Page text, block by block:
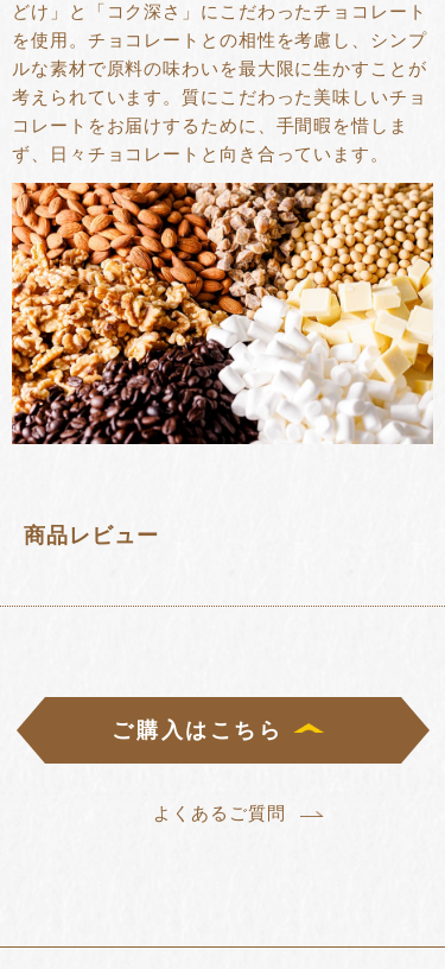
どけ」と「コク深さ」にこだわったチョコレート
を使用。チョコレートとの相性を考慮し、シンプ
ルな素材で原料の味わいを最大限に生かすことが
考えられています。質にこだわった美味しいチョ
コレートをお届けするために、手間暇を惜しま
ず、日々チョコレートと向き合っています。
商品レビュー
ご購入はこちら
よくあるご質問